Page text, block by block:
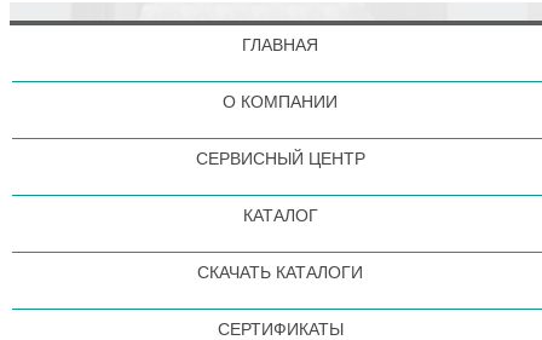
ГЛАВНАЯ
О КОМПАНИИ
СЕРВИСНЫЙ ЦЕНТР
КАТАЛОГ
СКАЧАТЬ КАТАЛОГИ
СЕРТИФИКАТЫ